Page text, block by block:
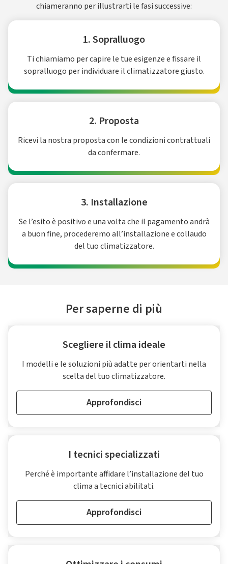
chiameranno per illustrarti le fasi successive:
1. Sopralluogo
Ti chiamiamo per capire le tue esigenze e fissare il
sopralluogo per individuare il climatizzatore giusto.
2. Proposta
Ricevi la nostra proposta con le condizioni contrattuali
da confermare.
3. Installazione
Se l’esito è positivo e una volta che il pagamento andrà
a buon fine, procederemo all’installazione e collaudo
del tuo climatizzatore.
Per saperne di più
Scegliere il clima ideale
I modelli e le soluzioni più adatte per orientarti nella
scelta del tuo climatizzatore.
Approfondisci
I tecnici specializzati
Perché è importante affidare l’installazione del tuo
clima a tecnici abilitati.
Approfondisci